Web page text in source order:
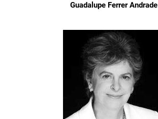
Guadalupe Ferrer Andrade